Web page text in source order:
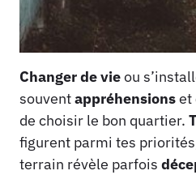
Changer de vieou
souventappréhensionset
de choisir le bon quartier.
figurent parmi tes
terrain révèle parfois